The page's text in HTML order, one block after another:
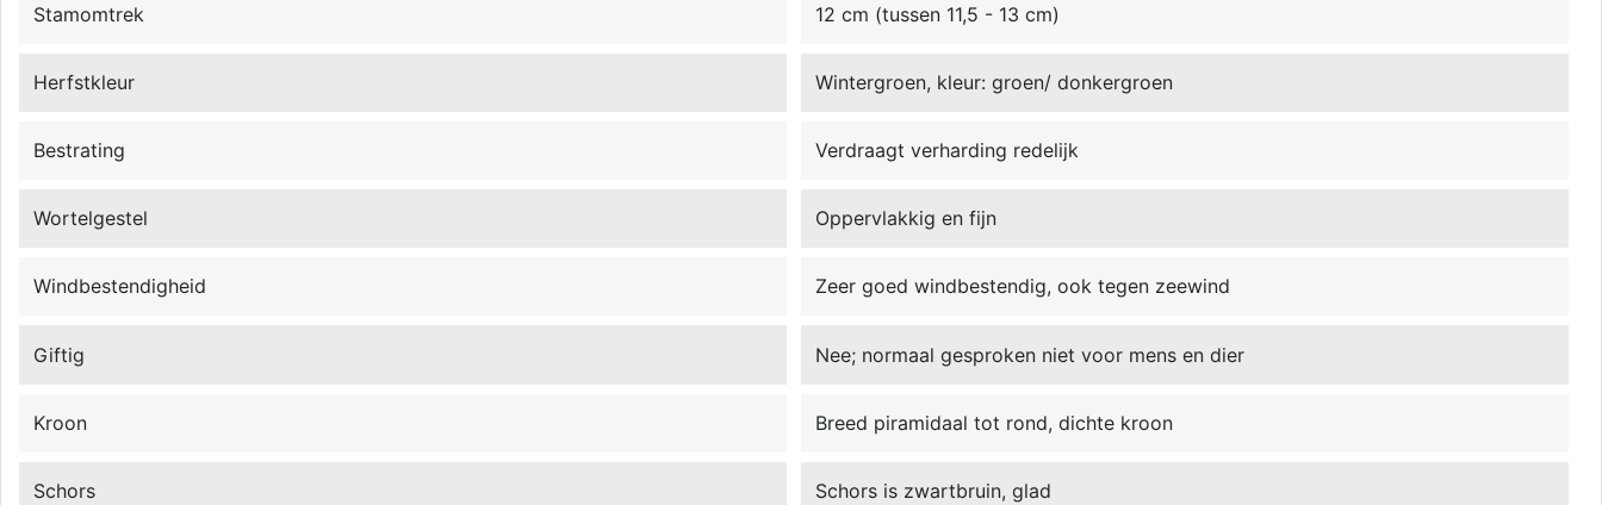
Stamomtrek 12 cm (tussen 11,5 - 13 cm)
Herfstkleur Wintergroen, kleur: groen/ donkergroen
Bestrating Verdraagt verharding redelijk
Wortelgestel Oppervlakkig en fijn
Windbestendigheid Zeer goed windbestendig, ook tegen zeewind
Giftig Nee; normaal gesproken niet voor mens en dier
Kroon Breed piramidaal tot rond, dichte kroon
Schors Schors is zwartbruin, glad